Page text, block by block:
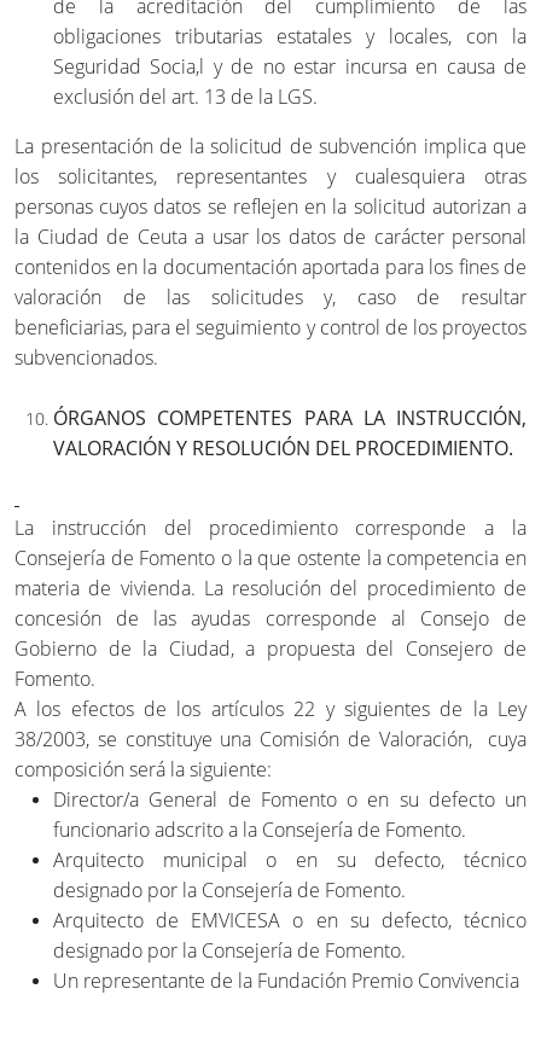
de la acreditación del cumplimiento de las
obligaciones tributarias estatales y locales, con la
Seguridad Socia,l y de no estar incursa en causa de
exclusión del art. 13 de la LGS.
La presentación de la solicitud de subvención implica que
los solicitantes, representantes y cualesquiera otras
personas cuyos datos se reflejen en la solicitud autorizan a
la Ciudad de Ceuta a usar los datos de carácter personal
contenidos en la documentación aportada para los fines de
valoración de las solicitudes y, caso de resultar
beneficiarias, para el seguimiento y control de los proyectos
subvencionados.
ÓRGANOS COMPETENTES PARA LA INSTRUCCIÓN,
VALORACIÓN Y RESOLUCIÓN DEL PROCEDIMIENTO.
La instrucción del procedimiento corresponde a la
Consejería de Fomento o la que ostente la competencia en
materia de vivienda. La resolución del procedimiento de
concesión de las ayudas corresponde al Consejo de
Gobierno de la Ciudad, a propuesta del Consejero de
Fomento.
A los efectos de los artículos 22 y siguientes de la Ley
38/2003, se constituye una Comisión de Valoración, cuya
composición será la siguiente:
Director/a General de Fomento o en su defecto un
funcionario adscrito a la Consejería de Fomento.
Arquitecto municipal o en su defecto, técnico
designado por la Consejería de Fomento.
Arquitecto de EMVICESA o en su defecto, técnico
designado por la Consejería de Fomento.
Un representante de la Fundación Premio Convivencia